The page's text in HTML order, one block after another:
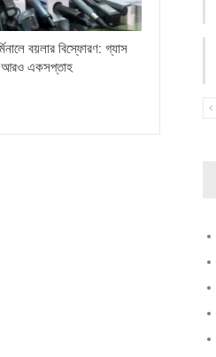
বয়লার বিস্ফোরণ: গ্যাস
আরও একসপ্তাহ